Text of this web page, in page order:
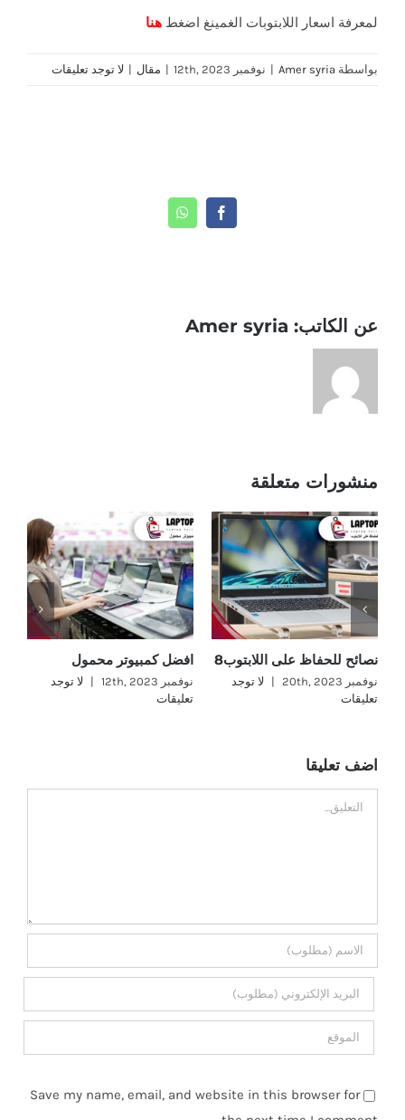
لمعرفة اسعار اللابتوبات الغمينغ اضغط هنا
بواسطة Amer syria
| نوفمبر 12th, 2023 | مقال | لا توجد تعليقات
Facebook
WhatsApp
عن الكاتب: Amer syria
منشورات متعلقة
نصائح للحفاظ على اللابتوب8
نوفمبر 20th, 2023 |
لا توجد
تعليقات
افضل كمبيوتر محمول
نوفمبر 12th, 2023 |
لا توجد
تعليقات
اضف تعليقا
تعليق
Save my name, email, and website in this browser for